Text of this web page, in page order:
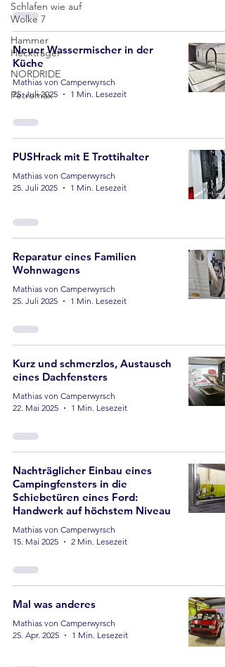
Schlafen wie auf
Wolke 7
Hammer
Heckträger
NORDRIDE
Petromax
Neuer Wassermischer in der
Küche
Mathias von Camperwyrsch
25. Juli 2025
1 Min. Lesezeit
PUSHrack mit E Trottihalter
Mathias von Camperwyrsch
25. Juli 2025
1 Min. Lesezeit
Reparatur eines Familien
Wohnwagens
Mathias von Camperwyrsch
25. Juli 2025
1 Min. Lesezeit
Kurz und schmerzlos, Austausch
eines Dachfensters
Mathias von Camperwyrsch
22. Mai 2025
1 Min. Lesezeit
Nachträglicher Einbau eines
Campingfensters in die
Schiebetüren eines Ford:
Handwerk auf höchstem Niveau
Mathias von Camperwyrsch
15. Mai 2025
2 Min. Lesezeit
Mal was anderes
Mathias von Camperwyrsch
25. Apr. 2025
1 Min. Lesezeit